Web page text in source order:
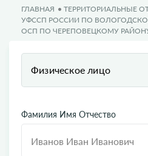
ГЛАВНАЯ
ТЕРРИТОРИАЛЬНЫЕ
УФССП РОССИИ ПО
ОСП ПО ЧЕРЕПОВЕЦКОМУ
Физическое лицо
Фамилия Имя Отчество